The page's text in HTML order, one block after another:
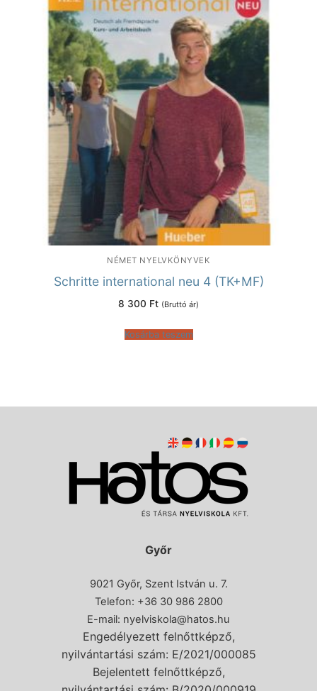
NÉMET NYELVKÖNYVEK
Schritte international neu 4 (TK+MF)
8 300 Ft (Bruttó ár)
Kosárba teszem
Győr
9021 Győr, Szent István u. 7.
Telefon: +36 30 986 2800
E-mail: nyelviskola@hatos.hu
Engedélyezett felnőttképző,
nyilvántartási szám: E/2021/000085
Bejelentett felnőttképző,